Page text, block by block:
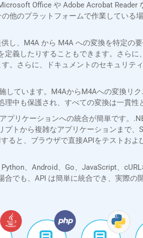
Office や Adobe Acrobat
他のプラットフォームで作業してい
し、M4A から M4A への変換を特定の
義したりすることもできます。さら
。さらに、ドキュメントのセキュリテ
しています。M4AからM4Aへの変換リ
中も保護され、すべての変換は一貫性
プリケーションへの統合が簡単です。
トから複雑なアプリケーションまで
ると、ブラウザで直接APIをテストお
、Android、Go、JavaScript、
でも、API は簡単に統合でき、実際